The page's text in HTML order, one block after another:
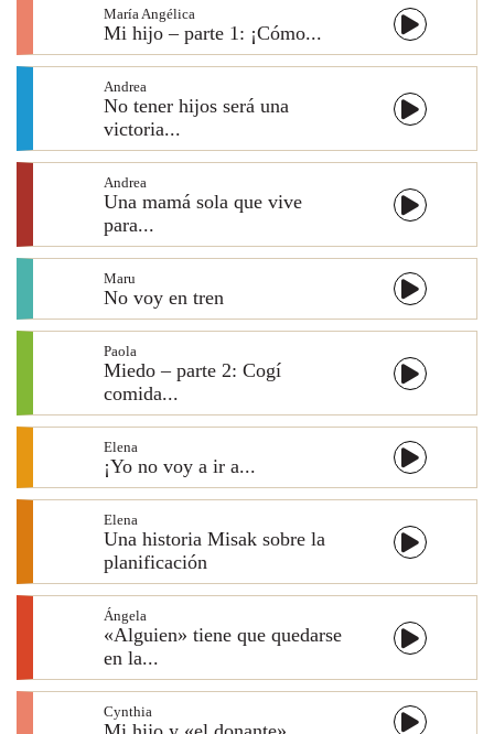
María Angélica
Mi hijo – parte 1: ¡Cómo...
Andrea
No tener hijos será una
victoria...
Andrea
Una mamá sola que vive
para...
Maru
No voy en tren
Paola
Miedo – parte 2: Cogí
comida...
Elena
¡Yo no voy a ir a...
Elena
Una historia Misak sobre la
planificación
Ángela
«Alguien» tiene que quedarse
en la...
Cynthia